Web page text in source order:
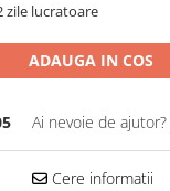
zile lucratoare
ADAUGA IN COS
Ai nevoie de ajutor?
Cere informatii